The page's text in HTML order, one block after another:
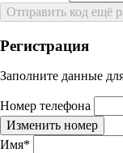
Отправить код ещё
Регистрация
Заполните данные
Номер телефона
Изменить номер
Имя*